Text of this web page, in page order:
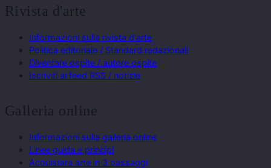
Rivista d'arte
Informazioni sulla rivista d'arte
Politica editoriale / Standard redazionali
Diventare ospite / autore ospite
Iscriviti ai feed RSS / notizie
Galleria online
Informazioni sulla galleria online
Linee guida e principi
Acquistare arte in 3 passaggi